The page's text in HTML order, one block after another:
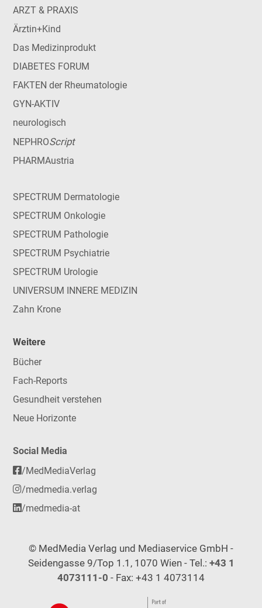
ARZT & PRAXIS
Ärztin+Kind
Das Medizinprodukt
DIABETES FORUM
FAKTEN der Rheumatologie
GYN-AKTIV
neurologisch
NEPHROScript
PHARMAustria
SPECTRUM Dermatologie
SPECTRUM Onkologie
SPECTRUM Pathologie
SPECTRUM Psychiatrie
SPECTRUM Urologie
UNIVERSUM INNERE MEDIZIN
Zahn Krone
Weitere
Bücher
Fach-Reports
Gesundheit verstehen
Neue Horizonte
Social Media
/MedMediaVerlag
/medmedia.verlag
/medmedia-at
© MedMedia Verlag und Mediaservice GmbH -
Seidengasse 9/Top 1.1, 1070 Wien - Tel.: +43 1
4073111-0 - Fax: +43 1 4073114